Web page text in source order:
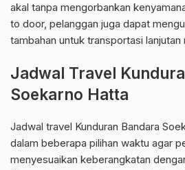
akal tanpa mengorbankan
to door, pelanggan juga dapat
tambahan untuk transportasi lanjutan
Jadwal Travel
Soekarno Hatta
Jadwal travel Kunduran Bandara
dalam beberapa pilihan waktu agar
menyesuaikan keberangkatan